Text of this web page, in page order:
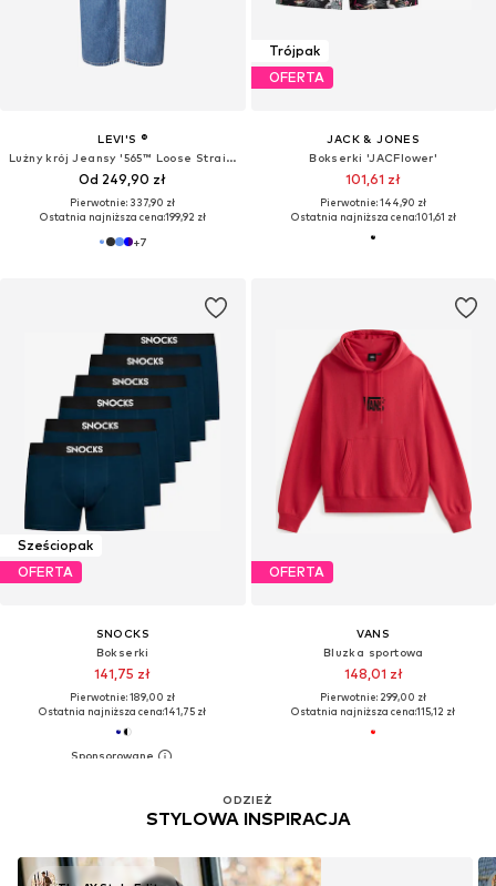
LEVI'S ®
Lużny krój Jeansy '565™ Loose Straight'
Od 249,90 zł
Pierwotnie: 337,90 zł
Ostatnia najniższa cena:199,92 zł
+7
Trójpak
OFERTA
JACK & JONES
Bokserki 'JACFlower'
101,61 zł
Pierwotnie: 144,90 zł
Ostatnia najniższa cena:101,61 zł
Sześciopak
OFERTA
SNOCKS
Bokserki
141,75 zł
Pierwotnie: 189,00 zł
Ostatnia najniższa cena:141,75 zł
OFERTA
VANS
Bluzka sportowa
148,01 zł
Pierwotnie: 299,00 zł
Ostatnia najniższa cena:115,12 zł
ODZIEŻ
STYLOWA INSPIRACJA